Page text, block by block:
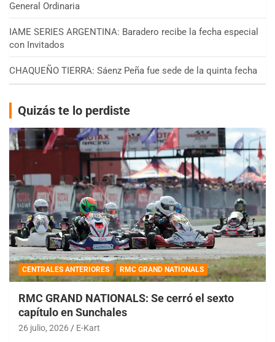
General Ordinaria
IAME SERIES ARGENTINA: Baradero recibe la fecha especial
con Invitados
CHAQUEÑO TIERRA: Sáenz Peña fue sede de la quinta fecha
Quizás te lo perdiste
CENTRALES ANTERIORES RMC GRAND NATIONALS
RMC GRAND NATIONALS: Se cerró el sexto
capítulo en Sunchales
26 julio, 2026 E-Kart